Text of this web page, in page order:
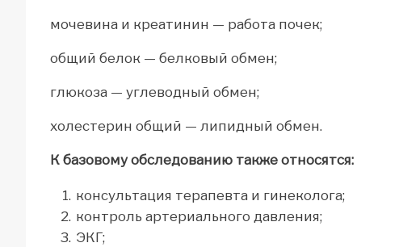
мочевина и креатинин — работа почек;
общий белок — белковый обмен;
глюкоза — углеводный обмен;
холестерин общий — липидный обмен.
К базовому обследованию также относятся:
консультация терапевта и гинеколога;
контроль артериального давления;
ЭКГ;